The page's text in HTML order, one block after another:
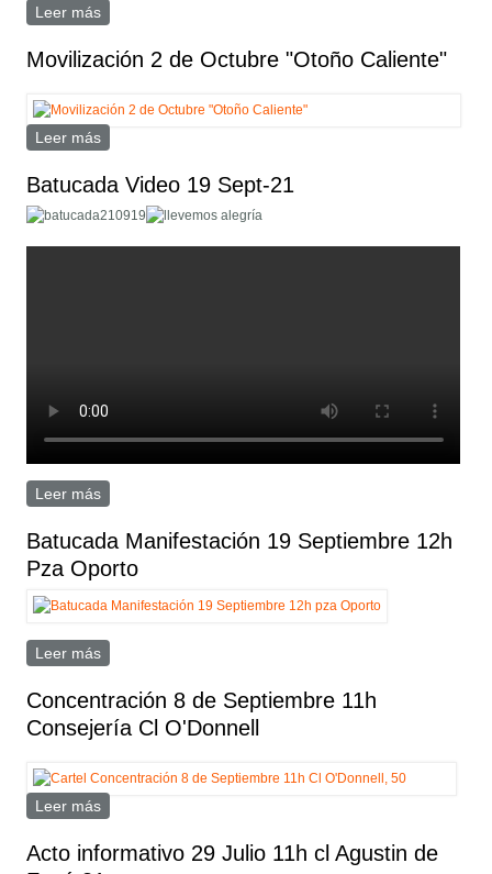
Leer más
Movilización 2 de Octubre "Otoño Caliente"
Leer más
Batucada Video 19 Sept-21
Leer más
Batucada Manifestación 19 Septiembre 12h
Pza Oporto
Leer más
Concentración 8 de Septiembre 11h
Consejería Cl O'Donnell
Leer más
Acto informativo 29 Julio 11h cl Agustin de